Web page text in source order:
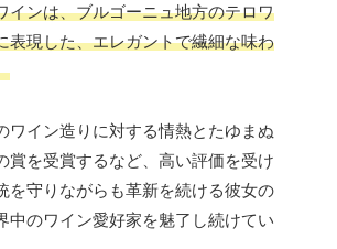
インは、ブルゴーニュ地方のテロワ
表現した、エレガントで繊細な味わ
ワイン造りに対する情熱とたゆまぬ
賞を受賞するなど、高い評価を受け
を守りながらも革新を続ける彼女の
中のワイン愛好家を魅了し続けてい